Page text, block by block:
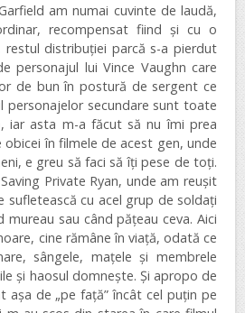
am numai cuvinte de laudă,
recompensat fiind și cu o
restul distribuției parcă s-a pierdut
personajul lui Vince Vaughn care
de bun în postură de sergent ce
personajelor secundare sunt toate
iar asta m-a făcut să nu îmi prea
în filmele de acest gen, unde
e greu să faci să îți pese de toți.
Private Ryan, unde am reușit
sufletească cu acel grup de soldați
mureau sau când pățeau ceva. Aici
cine rămâne în viață, odată ce
sângele, mațele și membrele
și haosul domnește. Și apropo de
așa de „pe față” încât cel puțin pe